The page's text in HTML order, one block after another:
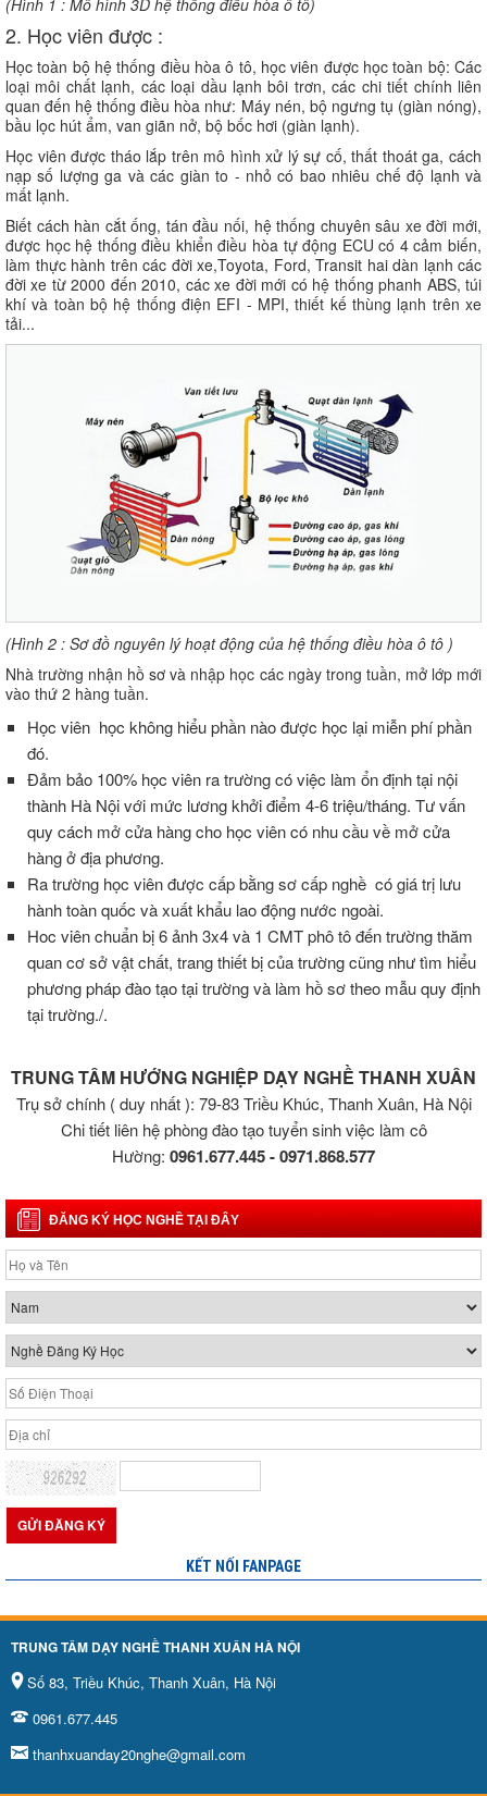
(Hình 1 : Mô hình 3D hệ thống điều hòa ô tô)
2. Học viên được :
Học toàn bộ hệ thống điều hòa ô tô, học viên được học toàn bộ: Các
loại môi chất lạnh, các loại dầu lạnh bôi trơn, các chi tiết chính liên
quan đến hệ thống điều hòa như: Máy nén, bộ ngưng tụ (giàn nóng),
bầu lọc hút ẩm, van giãn nở, bộ bốc hơi (giàn lạnh).
Học viên được tháo lắp trên mô hình xử lý sự cố, thất thoát ga, cách
nạp số lượng ga và các giàn to - nhỏ có bao nhiêu chế độ lạnh và
mất lạnh.
Biết cách hàn cắt ống, tán đầu nối, hệ thống chuyên sâu xe đời mới,
được học hệ thống điều khiển điều hòa tự động ECU có 4 cảm biến,
làm thực hành trên các đời xe,Toyota, Ford, Transit hai dàn lạnh các
đời xe từ 2000 đến 2010, các xe đời mới có hệ thống phanh ABS, túi
khí và toàn bộ hệ thống điện EFI - MPI, thiết kế thùng lạnh trên xe
tải...
(Hình 2 : Sơ đồ nguyên lý hoạt động của hệ thống điều hòa ô tô )
Nhà trường nhận hồ sơ và nhập học các ngày trong tuần, mở lớp mới
vào thứ 2 hàng tuần.
Học viên học không hiểu phần nào được học lại miễn phí phần
đó.
Đảm bảo 100% học viên ra trường có việc làm ổn định tại nội
thành Hà Nội với mức lương khởi điểm 4-6 triệu/tháng. Tư vấn
quy cách mở cửa hàng cho học viên có nhu cầu về mở cửa
hàng ở địa phương.
Ra trường học viên được cấp bằng sơ cấp nghề có giá trị lưu
hành toàn quốc và xuất khẩu lao động nước ngoài.
Hoc viên chuẩn bị 6 ảnh 3x4 và 1 CMT phô tô đến trường thăm
quan cơ sở vật chất, trang thiết bị của trường cũng như tìm hiểu
phương pháp đào tạo tại trường và làm hồ sơ theo mẫu quy định
tại trường./.
TRUNG TÂM HƯỚNG NGHIỆP DẠY NGHỀ THANH XUÂN
Trụ sở chính ( duy nhất ): 79-83 Triều Khúc, Thanh Xuân, Hà Nội
Chi tiết liên hệ phòng đào tạo tuyển sinh việc làm cô
Hường: 0961.677.445 - 0971.868.577
ĐĂNG KÝ HỌC NGHỀ TẠI ĐÂY
KẾT NỐI FANPAGE
TRUNG TÂM DẠY NGHỀ THANH XUÂN HÀ NỘI
Số 83, Triều Khúc, Thanh Xuân, Hà Nội
0961.677.445
thanhxuanday20nghe@gmail.com